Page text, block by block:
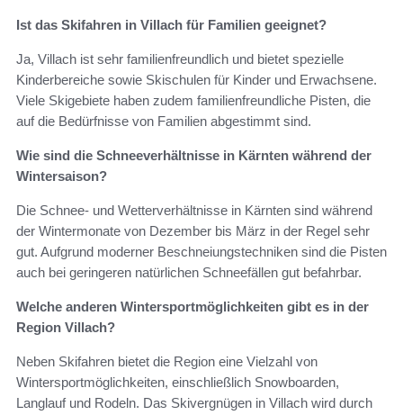
Ist das Skifahren in Villach für Familien geeignet?
Ja, Villach ist sehr familienfreundlich und bietet spezielle
Kinderbereiche sowie Skischulen für Kinder und Erwachsene.
Viele Skigebiete haben zudem familienfreundliche Pisten, die
auf die Bedürfnisse von Familien abgestimmt sind.
Wie sind die Schneeverhältnisse in Kärnten während der
Wintersaison?
Die Schnee- und Wetterverhältnisse in Kärnten sind während
der Wintermonate von Dezember bis März in der Regel sehr
gut. Aufgrund moderner Beschneiungstechniken sind die Pisten
auch bei geringeren natürlichen Schneefällen gut befahrbar.
Welche anderen Wintersportmöglichkeiten gibt es in der
Region Villach?
Neben Skifahren bietet die Region eine Vielzahl von
Wintersportmöglichkeiten, einschließlich Snowboarden,
Langlauf und Rodeln. Das Skivergnügen in Villach wird durch